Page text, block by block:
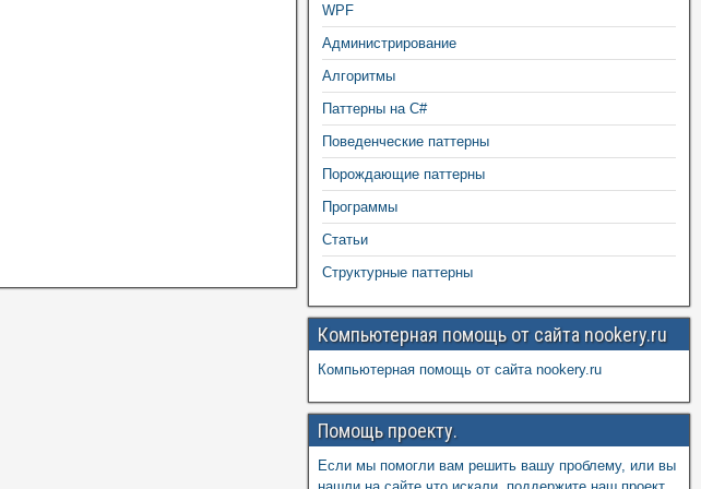
WPF
Администрирование
Алгоритмы
Паттерны на C#
Поведенческие паттерны
Порождающие паттерны
Программы
Статьи
Структурные паттерны
Компьютерная помощь от сайта nookery.ru
Компьютерная помощь от сайта nookery.ru
Помощь проекту.
Если мы помогли вам решить вашу проблему, или вы